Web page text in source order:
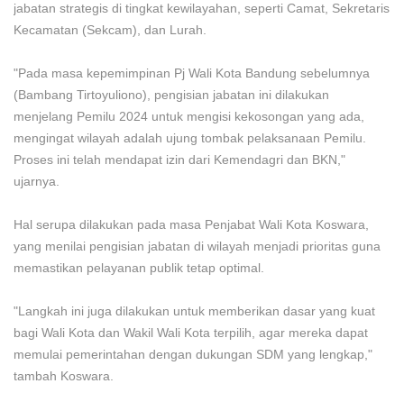
jabatan strategis di tingkat kewilayahan, seperti Camat, Sekretaris
Kecamatan (Sekcam), dan Lurah.
"Pada masa kepemimpinan Pj Wali Kota Bandung sebelumnya
(Bambang Tirtoyuliono), pengisian jabatan ini dilakukan
menjelang Pemilu 2024 untuk mengisi kekosongan yang ada,
mengingat wilayah adalah ujung tombak pelaksanaan Pemilu.
Proses ini telah mendapat izin dari Kemendagri dan BKN,"
ujarnya.
Hal serupa dilakukan pada masa Penjabat Wali Kota Koswara,
yang menilai pengisian jabatan di wilayah menjadi prioritas guna
memastikan pelayanan publik tetap optimal.
"Langkah ini juga dilakukan untuk memberikan dasar yang kuat
bagi Wali Kota dan Wakil Wali Kota terpilih, agar mereka dapat
memulai pemerintahan dengan dukungan SDM yang lengkap,"
tambah Koswara.